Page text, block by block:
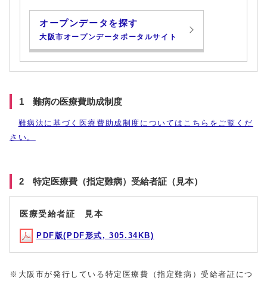
オープンデータを探す
大阪市オープンデータポータルサイト
1 難病の医療費助成制度
難病法に基づく医療費助成制度についてはこちらをご覧くだ
さい。
2 特定医療費（指定難病）受給者証（見本）
医療受給者証 見本
PDF版(PDF形式, 305.34KB)
※大阪市が発行している特定医療費（指定難病）受給者証につ